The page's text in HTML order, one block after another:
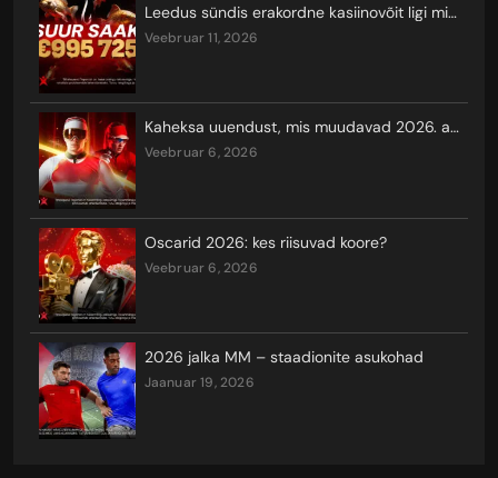
Leedus sündis erakordne kasiinovõit ligi miljoni euro eest
veebruar 11, 2026
Kaheksa uuendust, mis muudavad 2026. aasta taliolümpiamängude vaatamist ja seal võistlemist
veebruar 6, 2026
Oscarid 2026: kes riisuvad koore?
veebruar 6, 2026
2026 jalka MM – staadionite asukohad
jaanuar 19, 2026